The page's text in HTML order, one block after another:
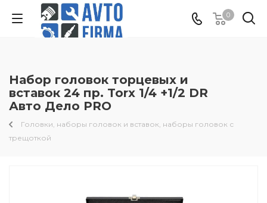
0
Набор головок торцевых и
вставок 24 пр. Torx 1/4 +1/2 DR
Авто Дело PRO
Головки, наборы головок и вставок, наборы головок с
трещоткой